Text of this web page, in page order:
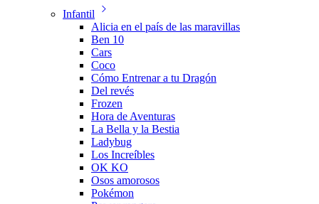
Infantil
Alicia en el país de las maravillas
Ben 10
Cars
Coco
Cómo Entrenar a tu Dragón
Del revés
Frozen
Hora de Aventuras
La Bella y la Bestia
Ladybug
Los Increíbles
OK KO
Osos amorosos
Pokémon